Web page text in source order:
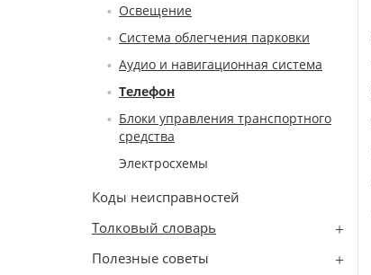
Освещение
Система облегчения парковки
Аудио и навигационная система
Телефон
Блоки управления транспортного
средства
Электросхемы
Коды неисправностей
Толковый словарь
Полезные советы